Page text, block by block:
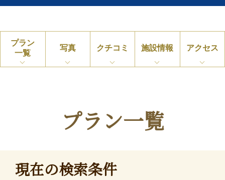
プラン
一覧
写真 クチコミ 施設情報 アクセス
プラン一覧
現在の検索条件